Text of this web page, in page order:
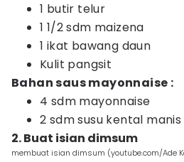
1 butir telur
1 1/2 sdm maizena
1 ikat bawang daun
Kulit pangsit
Bahan saus mayonnaise :
4 sdm mayonnaise
2 sdm susu kental manis
2. Buat isian dimsum
membuat isian dimsum (youtube.com/Ade